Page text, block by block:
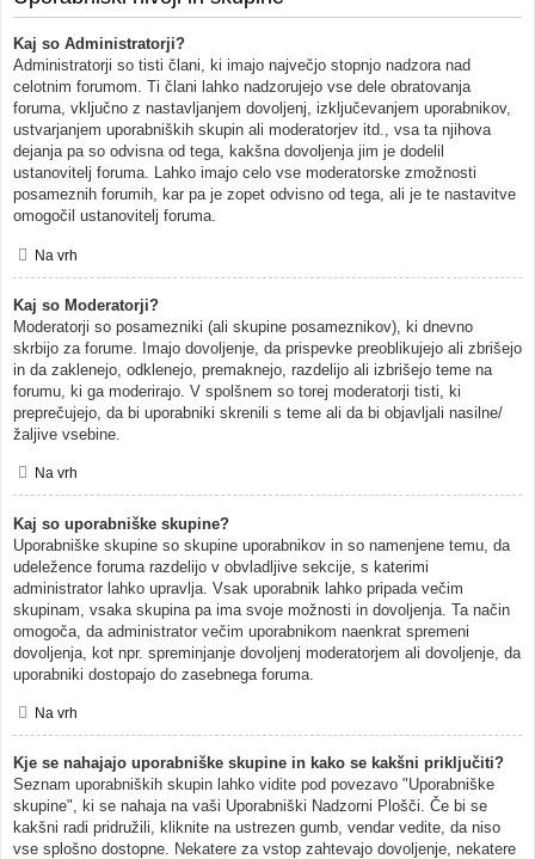
Kaj so Administratorji?
Administratorji so tisti člani, ki imajo največjo stopnjo nadzora nad
celotnim forumom. Ti člani lahko nadzorujejo vse dele obratovanja
foruma, vključno z nastavljanjem dovoljenj, izključevanjem uporabnikov,
ustvarjanjem uporabniških skupin ali moderatorjev itd., vsa ta njihova
dejanja pa so odvisna od tega, kakšna dovoljenja jim je dodelil
ustanovitelj foruma. Lahko imajo celo vse moderatorske zmožnosti
posameznih forumih, kar pa je zopet odvisno od tega, ali je te nastavitve
omogočil ustanovitelj foruma.
Na vrh
Kaj so Moderatorji?
Moderatorji so posamezniki (ali skupine posameznikov), ki dnevno
skrbijo za forume. Imajo dovoljenje, da prispevke preoblikujejo ali zbrišejo
in da zaklenejo, odklenejo, premaknejo, razdelijo ali izbrišejo teme na
forumu, ki ga moderirajo. V spolšnem so torej moderatorji tisti, ki
preprečujejo, da bi uporabniki skrenili s teme ali da bi objavljali nasilne/
žaljive vsebine.
Na vrh
Kaj so uporabniške skupine?
Uporabniške skupine so skupine uporabnikov in so namenjene temu, da
udeležence foruma razdelijo v obvladljive sekcije, s katerimi
administrator lahko upravlja. Vsak uporabnik lahko pripada večim
skupinam, vsaka skupina pa ima svoje možnosti in dovoljenja. Ta način
omogoča, da administrator večim uporabnikom naenkrat spremeni
dovoljenja, kot npr. spreminjanje dovoljenj moderatorjem ali dovoljenje, da
uporabniki dostopajo do zasebnega foruma.
Na vrh
Kje se nahajajo uporabniške skupine in kako se kakšni priključiti?
Seznam uporabniških skupin lahko vidite pod povezavo "Uporabniške
skupine", ki se nahaja na vaši Uporabniški Nadzorni Plošči. Če bi se
kakšni radi pridružili, kliknite na ustrezen gumb, vendar vedite, da niso
vse splošno dostopne. Nekatere za vstop zahtevajo dovoljenje, nekatere